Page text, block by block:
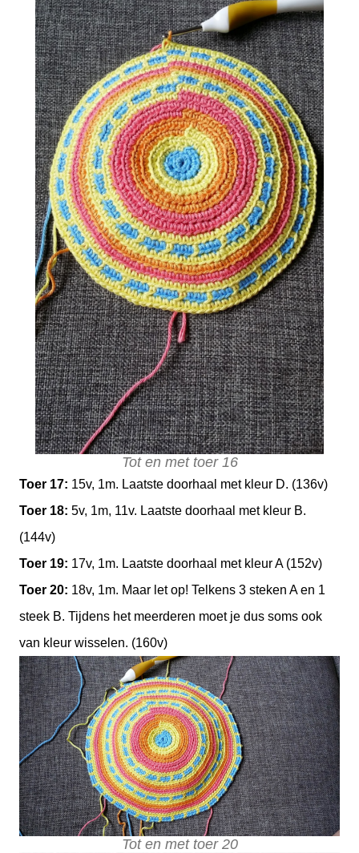
Tot en met toer 16
Toer 17: 15v, 1m. Laatste doorhaal met kleur D. (136v)
Toer 18: 5v, 1m, 11v. Laatste doorhaal met kleur B.
(144v)
Toer 19: 17v, 1m. Laatste doorhaal met kleur A (152v)
Toer 20: 18v, 1m. Maar let op! Telkens 3 steken A en 1
steek B. Tijdens het meerderen moet je dus soms ook
van kleur wisselen. (160v)
Tot en met toer 20